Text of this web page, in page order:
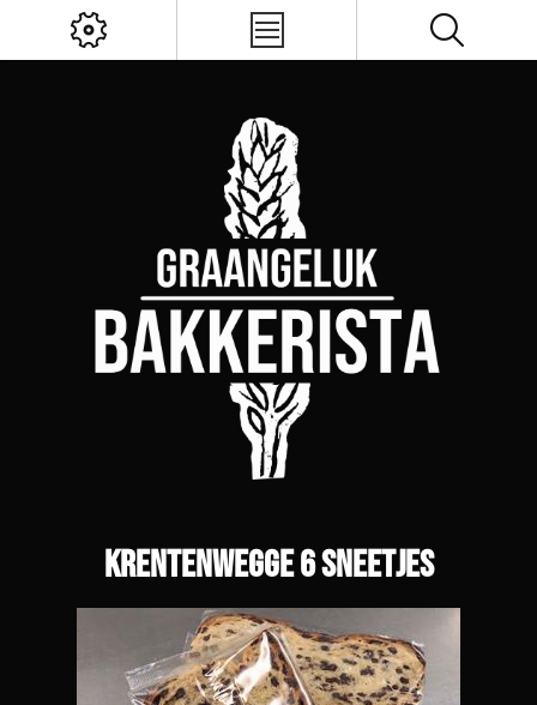
Krentenwegge 6 sneetjes